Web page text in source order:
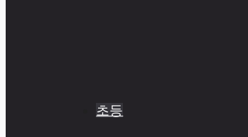
초등